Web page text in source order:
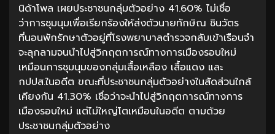
นิด้าโพล เผยประชาชนกลุ่มตัวอย่าง 41.60% ไม่เชื่อ
ว่าการชุมนุมเพื่อเรียกร้องให้ส่งตัวนายทักษิณ ชินวัตร
ที่นอนพักรักษาตัวอยู่ที่โรงพยาบาลตำรวจกลับเข้าเรือนจำ
จะลุกลามจนนำไปสู่วิกฤตการณ์ทางการเมืองรอบใหม่
เหมือนการชุมนุมของกลุ่มเสื้อเหลือง เสื้อแดง และ
กปปส.ในอดีต ขณะที่ประชาชนกลุ่มตัวอย่างในสัดส่วนใกล้
เคียงกัน 41.30% เชื่อว่าจะนำไปสู่วิกฤตการณ์ทางการ
เมืองรอบใหม่ แต่ไม่ใหญ่โตเหมือนในอดีต ตามด้วย
ประชาชนกลุ่มตัวอย่าง